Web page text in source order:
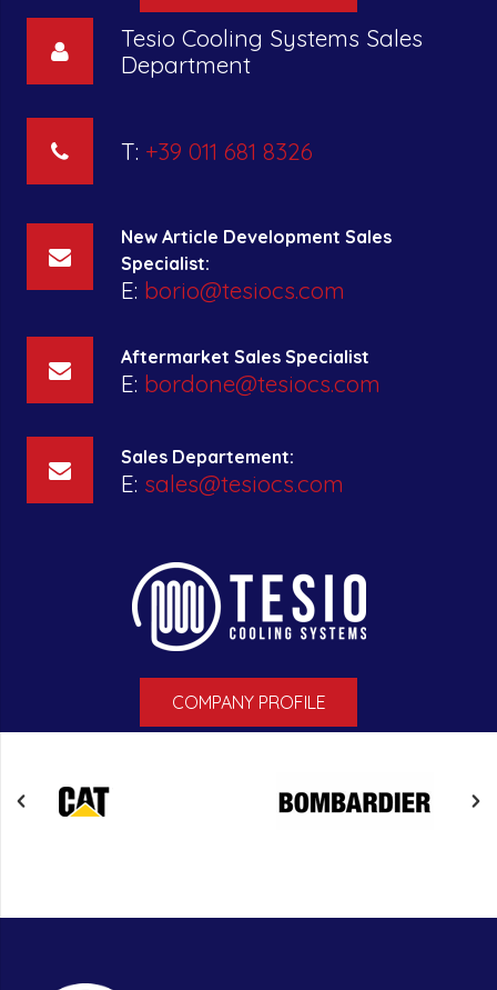
Tesio Cooling Systems Sales
Department
T: +39 011 681 8326
New Article Development Sales
Specialist:
E: borio@tesiocs.com
Aftermarket Sales Specialist
E: bordone@tesiocs.com
Sales Departement:
E: sales@tesiocs.com
COMPANY PROFILE